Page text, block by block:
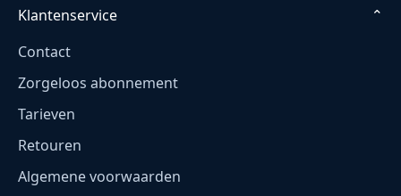
Klantenservice
⌄
Contact
Zorgeloos abonnement
Tarieven
Retouren
Algemene voorwaarden